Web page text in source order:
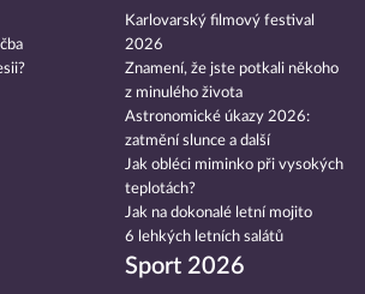
Karlovarský filmový festival
2026
Znamení, že jste potkali někoho
z minulého života
Astronomické úkazy 2026:
zatmění slunce a další
Jak obléci miminko při vysokých
teplotách?
Jak na dokonalé letní mojito
6 lehkých letních salátů
Sport 2026